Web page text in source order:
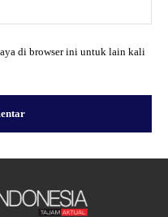
di browser ini untuk lain kali